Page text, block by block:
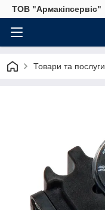
ТОВ "Армакіпсервіс"
Товари та послуги